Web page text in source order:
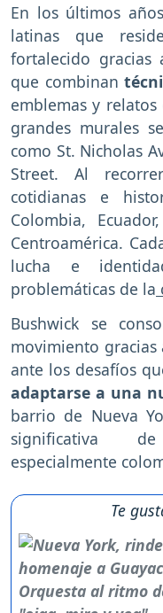
En los últimos
latinas que
fortalecido gracias
que combinan
emblemas y
grandes murales
como St. Nicholas
Street. Al
cotidianas e
Colombia,
Centroamérica.
lucha e
problemáticas de la
Bushwick se
movimiento gracias
ante los desafíos
adaptarse a una
barrio de Nueva
significativa
especialmente
Te